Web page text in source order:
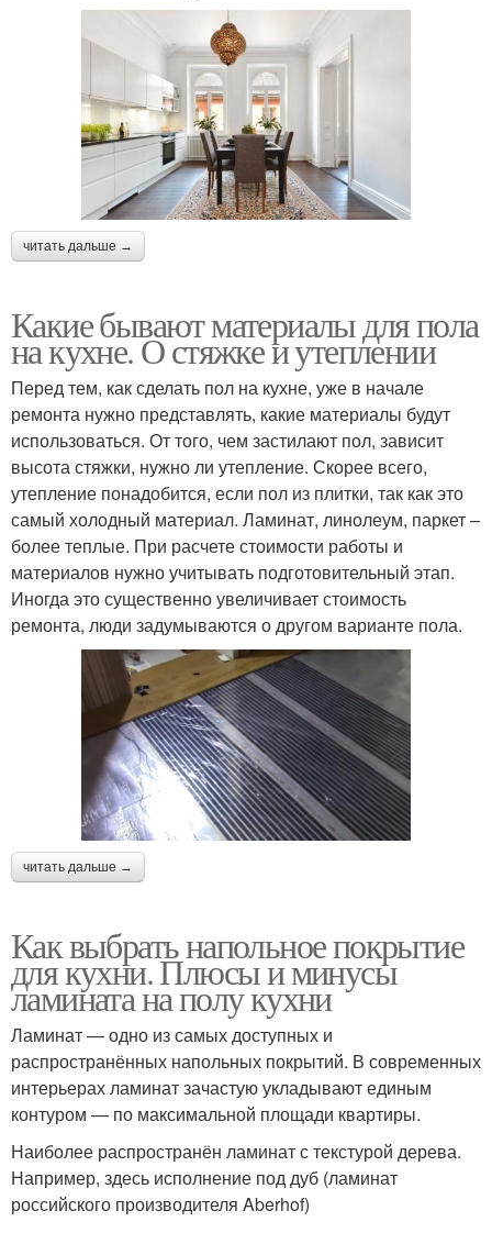
читать дальше →
Какие бывают материалы для пола
на кухне. О стяжке и утеплении
Перед тем, как сделать пол на кухне, уже в начале
ремонта нужно представлять, какие материалы будут
использоваться. От того, чем застилают пол, зависит
высота стяжки, нужно ли утепление. Скорее всего,
утепление понадобится, если пол из плитки, так как это
самый холодный материал. Ламинат, линолеум, паркет –
более теплые. При расчете стоимости работы и
материалов нужно учитывать подготовительный этап.
Иногда это существенно увеличивает стоимость
ремонта, люди задумываются о другом варианте пола.
читать дальше →
Как выбрать напольное покрытие
для кухни. Плюсы и минусы
ламината на полу кухни
Ламинат — одно из самых доступных и
распространённых напольных покрытий. В современных
интерьерах ламинат зачастую укладывают единым
контуром — по максимальной площади квартиры.
Наиболее распространён ламинат с текстурой дерева.
Например, здесь исполнение под дуб (ламинат
российского производителя Aberhof)